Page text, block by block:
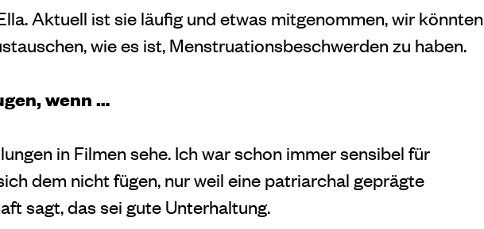
Aktuell ist sie läufig und etwas mitgenommen, wir könnten
wie es ist, Menstruationsbeschwerden zu haben.
wenn …
in Filmen sehe. Ich war schon immer sensibel für
dem nicht fügen, nur weil eine patriarchal geprägte
sagt, das sei gute Unterhaltung.